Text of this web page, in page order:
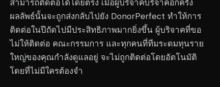
สามารถติดต่อได้โดยตรง เมื่อผู้บริจาคบริจาคอีกครั้ง
ผลลัพธ์นั้นจะถูกส่งกลับไปยัง DonorPerfect ทำให้การ
ติดต่อในปีถัดไปมีประสิทธิภาพมากยิ่งขึ้น ผู้บริจาคที่ขอ
ไม่ให้ติดต่อ คณะกรรมการ และทุกคนที่ทีมระดมทุนราย
ใหญ่ของคุณกำลังดูแลอยู่ จะไม่ถูกติดต่อโดยอัตโนมัติ
โดยที่ไม่มีใครต้องจำ